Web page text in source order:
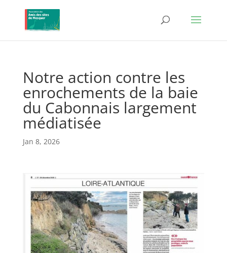
Notre action contre les
enrochements de la baie
du Cabonnais largement
médiatisée
Jan 8, 2026